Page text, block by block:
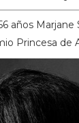
años Marjane
Princesa de